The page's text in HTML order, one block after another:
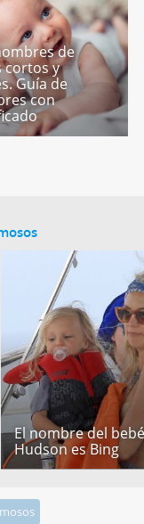
de
cortos y
Guía de
con
El nombre del
Hudson es Bing